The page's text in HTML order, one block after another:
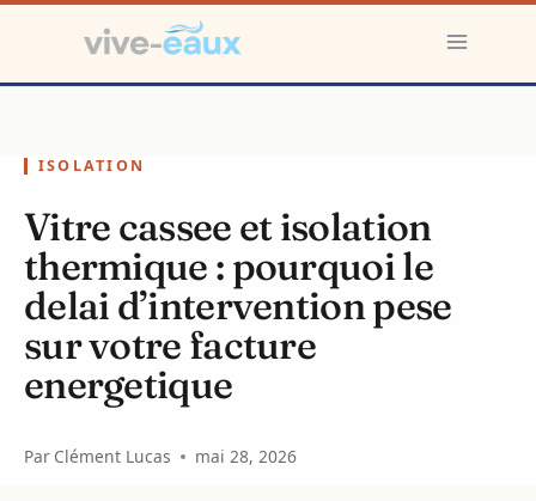
contenu
ISOLATION
Vitre cassee et isolation
thermique : pourquoi le
delai d’intervention pese
sur votre facture
energetique
Par Clément Lucas mai 28, 2026